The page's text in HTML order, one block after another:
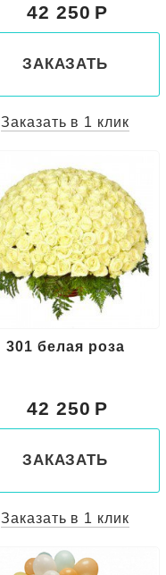
42 250
ЗАКАЗАТЬ
Заказать в 1 клик
301 белая роза
42 250
ЗАКАЗАТЬ
Заказать в 1 клик